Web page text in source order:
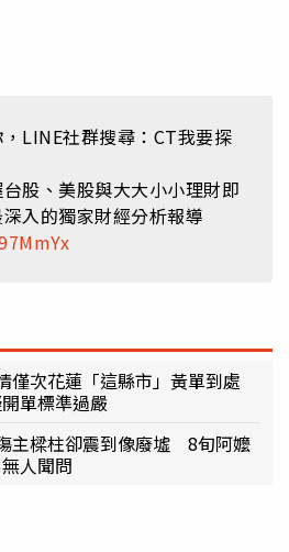
LINE社群搜尋：CT我要探
股、美股與大大小小理財即
入的獨家財經分析報導
僅次花蓮「這縣市」黃單到處
單標準過嚴
主樑柱卻震到像廢墟 8旬阿嬤
人聞問